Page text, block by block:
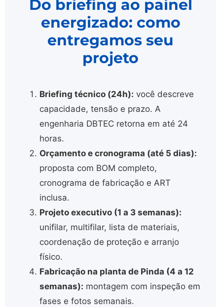
Do briefing ao painel
energizado: como
entregamos seu
projeto
Briefing técnico (24h): você descreve
capacidade, tensão e prazo. A
engenharia DBTEC retorna em até 24
horas.
Orçamento e cronograma (até 5 dias):
proposta com BOM completo,
cronograma de fabricação e ART
inclusa.
Projeto executivo (1 a 3 semanas):
unifilar, multifilar, lista de materiais,
coordenação de proteção e arranjo
físico.
Fabricação na planta de Pinda (4 a 12
semanas): montagem com inspeção em
fases e fotos semanais.